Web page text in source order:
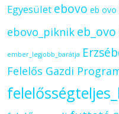
Egyesület ebovo eb ovo
ebovo_piknik eb_ovo
ember_legjobb_barátja
Felelős Gazdi